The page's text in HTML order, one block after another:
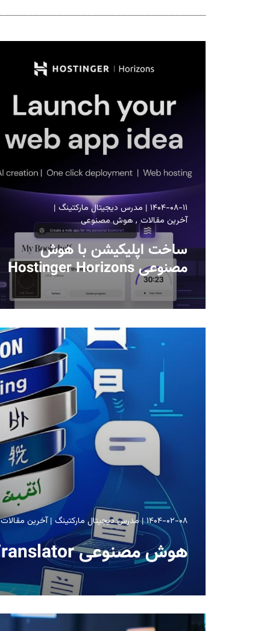
۱۴۰۴-۰۸-۱۱ مدرس دیجیتال مارکتینگ
آخرین مقالات هوش مصنوعی
ساخت اپلیکیشن با هوش
مصنوعی Hostinger Horizons
۱۴۰۴-۰۲-۰۸ مدرس دیجیتال مارکتینگ آخرین مقالات
هوش مصنوعی O.Translator،